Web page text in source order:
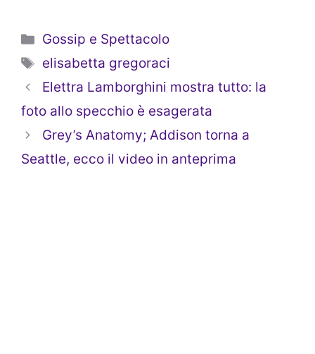
Categorie
Gossip e Spettacolo
Tag
elisabetta gregoraci
Elettra Lamborghini mostra tutto: la
foto allo specchio è esagerata
Grey’s Anatomy; Addison torna a
Seattle, ecco il video in anteprima